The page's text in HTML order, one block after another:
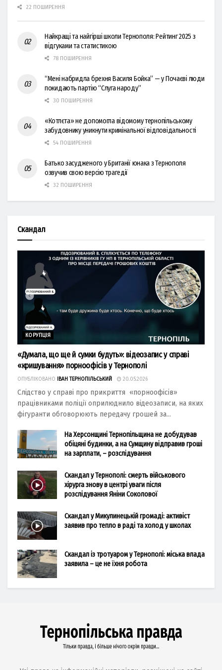
22 ПОШИРЕННЯ
Найкращі та найгірші школи Тернополя: Рейтинг 2025 з
відгуками та статистикою
78 ПОШИРЕННЯ
“Мені набридла брехня Василя Бойка” — у Почаєві люди
покидають партію “Слуга народу”
30 ПОШИРЕННЯ
«Котлєта» не допомогла відомому тернопільському
забудовнику уникнути кримінальної відповідальності
54 ПОШИРЕННЯ
Батько засудженого у Британії юнака з Тернополя
озвучив свою версію трагедії
32 ПОШИРЕННЯ
Скандал
КОРУПЦІЯ
«Думала, що ще й сумки будуть»: відеозапис у справі
«кришування» порноофісів у Тернополі
ОПУБЛІКОВАНО ІВАН ТЕРНОПІЛЬСЬКИЙ 20.05.2026
Слідство у справі про прикриття «порноофісів»
працівниками поліції оприлюднило відеозаписи, на яких
фігуранти обговорюють передачу грошей за...
На Херсонщині Тернопільщина не добудував
обіцяні будинки, а на Сумщину відправив гроші
на зарплати, – розслідування
Скандал у Тернополі: смерть військового
хірурга знову в центрі уваги після
розслідування Яніни Соколової
Скандал у Микулинецькій громаді: активіст
заявив про тепло в раді та холод у школах
Скандал із тротуаром у Тернополі: міська влада
заявила – це не їхня робота